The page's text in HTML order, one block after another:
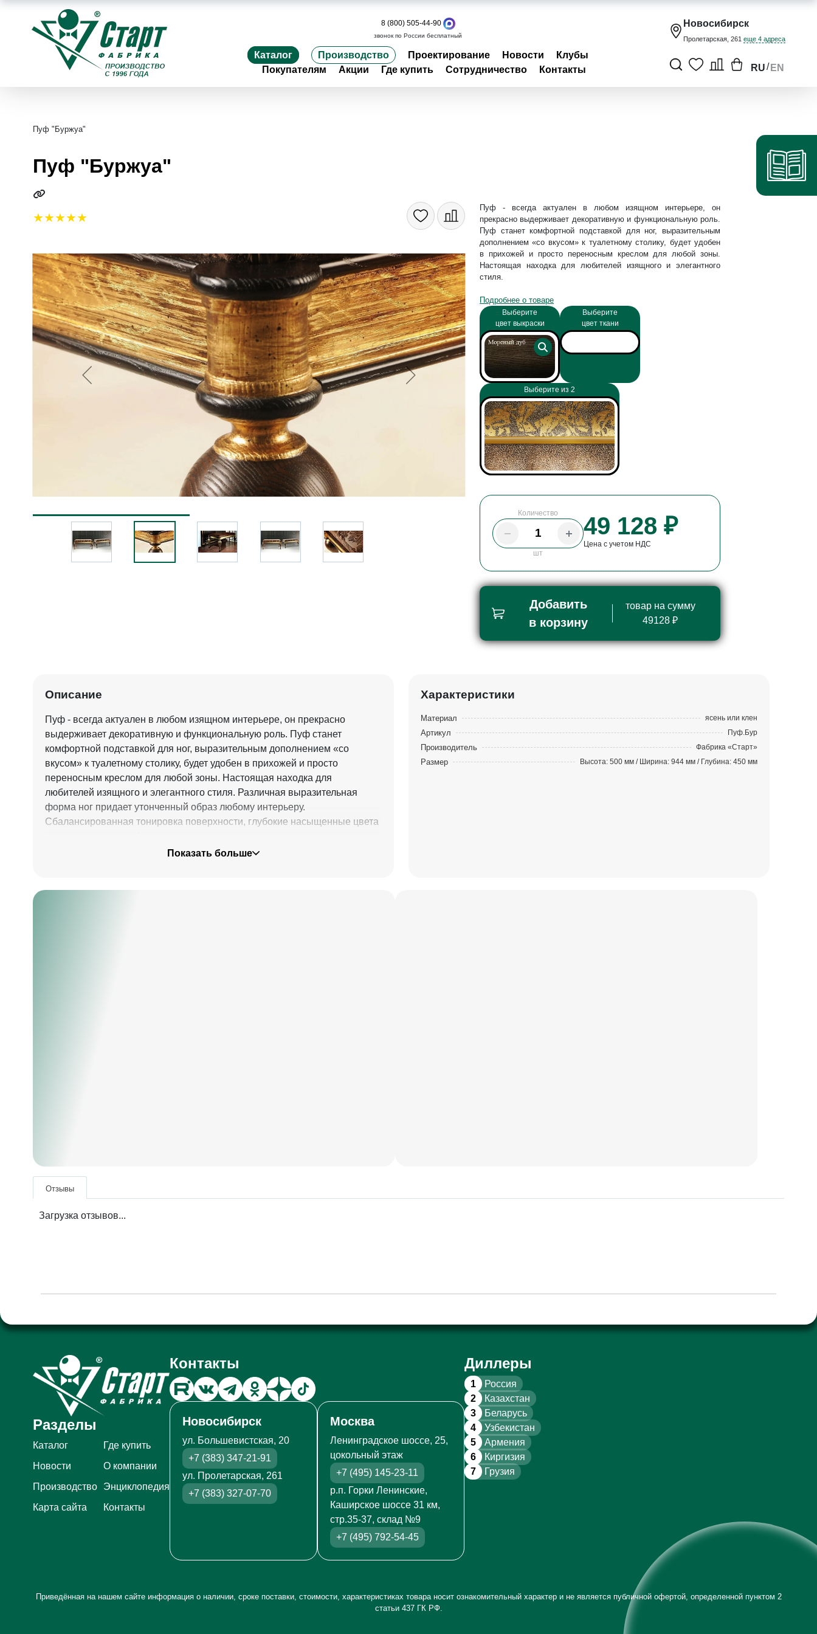
8 (800) 505-44-90
звонок по России бесплатный
Каталог Производство Проектирование Новости
Клубы
Покупателям
Акции Где купить Сотрудничество Контакты
Новосибирск
Пролетарская, 261 еще 4 адреса
RU/ EN
Пуф "Буржуа"
Пуф "Буржуа"
49 128 ₽
Цена с учетом НДС
Количество
шт
Добавить
в корзину
товар на сумму
49128 ₽
Выберите из 2
Пуф - всегда актуален в любом изящном интерьере, он
прекрасно выдерживает декоративную и функциональную роль.
Пуф станет комфортной подставкой для ног, выразительным
дополнением «со вкусом» к туалетному столику, будет удобен
в прихожей и просто переносным креслом для любой зоны.
Настоящая находка для любителей изящного и элегантного
стиля.
Подробнее о товаре
Выберите
цвет выкраски
Выберите
цвет ткани
Описание
Пуф - всегда актуален в любом изящном интерьере, он прекрасно
выдерживает декоративную и функциональную роль. Пуф станет
комфортной подставкой для ног, выразительным дополнением «со
вкусом» к туалетному столику, будет удобен в прихожей и просто
переносным креслом для любой зоны. Настоящая находка для
любителей изящного и элегантного стиля. Различная выразительная
форма ног придает утонченный образ любому интерьеру.
Сбалансированная тонировка поверхности, глубокие насыщенные цвета
способом втирания золотой пасты, по авторской технологии.
Показать больше
Характеристики
Материал ясень или клен
Артикул Пуф.Бур
Производитель Фабрика «Старт»
Размер Высота: 500 мм / Ширина: 944 мм / Глубина: 450 мм
Отзывы
Загрузка отзывов...
Разделы
Каталог
Где купить
Новости
О компании
Производство
Энциклопедия
Карта сайта
Контакты
Контакты
Новосибирск
ул. Большевистская, 20
+7 (383) 347-21-91
ул. Пролетарская, 261
+7 (383) 327-07-70
Москва
Ленинградское шоссе, 25,
цокольный этаж
+7 (495) 145-23-11
р.п. Горки Ленинские,
Каширское шоссе 31 км,
стр.35-37, склад №9
+7 (495) 792-54-45
Диллеры
1
Россия
2
Казахстан
3
Беларусь
4
Узбекистан
5
Армения
6
Киргизия
7
Грузия
Приведённая на нашем сайте информация о наличии, сроке поставки, стоимости, характеристиках товара носит ознакомительный характер и не является публичной офертой, определенной пунктом 2
статьи 437 ГК РФ.